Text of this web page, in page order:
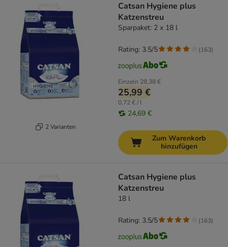
2 Varianten
Catsan Hygiene plus
Katzenstreu
Sparpaket: 2 x 18 l
Einzeln 28,38 €
25,99 €
0,72 € / l
24,69 €
Rating: 3.5/5 (163)
Zum Warenkorb
hinzufügen
Catsan Hygiene plus
Katzenstreu
18 l
Rating: 3.5/5 (163)